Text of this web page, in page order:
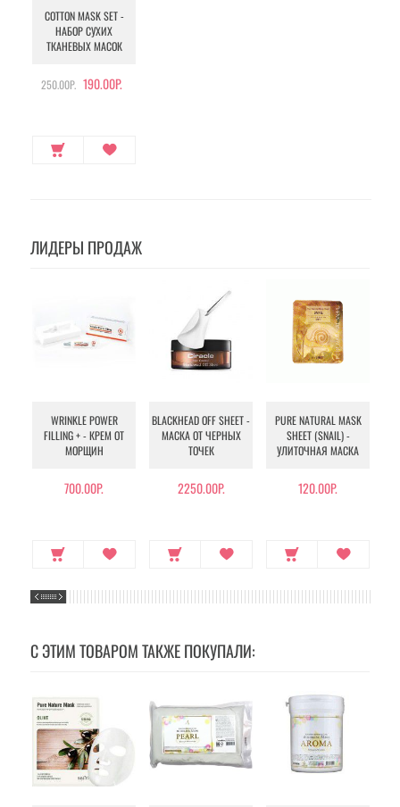
COTTON MASK SET -
НАБОР СУХИХ
ТКАНЕВЫХ МАСОК
250.00Р. 190.00Р.
ЛИДЕРЫ ПРОДАЖ
WRINKLE POWER
FILLING + - КРЕМ ОТ
МОРЩИН
700.00Р.
BLACKHEAD OFF SHEET -
МАСКА ОТ ЧЕРНЫХ
ТОЧЕК
2250.00Р.
PURE NATURAL MASK
SHEET (SNAIL) -
УЛИТОЧНАЯ МАСКА
120.00Р.
С ЭТИМ ТОВАРОМ ТАКЖЕ ПОКУПАЛИ: